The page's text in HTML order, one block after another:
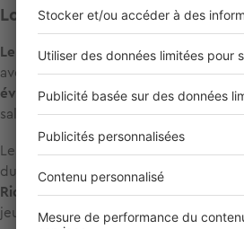
Loisirs, espaces verts et
Le quartier dispose d’infrastructures
avenue Pierre de Coubertin,
événements locaux. Le gymnase des
salles adaptées àla gymnastique et
Les habitants bénéficient également
du Général Mangin, est un lieu
Riquier, classé jardin remarquable,
jeux et un cadre bucolique apprécié